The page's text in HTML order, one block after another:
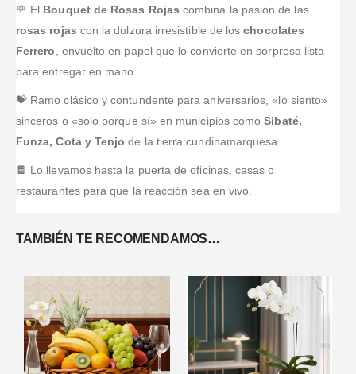
🌹 El Bouquet de Rosas Rojas combina la pasión de las
rosas rojas con la dulzura irresistible de loschocolates
Ferrero , envuelto en papel que lo convierte en sorpresa lista
para entregar en mano.
💝 Ramo clásico y contundente para aniversarios, «lo siento»
sinceros o «solo porque sí» en municipios comoSibaté,
Funza, Cota y Tenjo de la tierra cundinamarquesa.
🍫 Lo llevamos hasta la puerta de oficinas, casas o
restaurantes para que la reacción sea en vivo.
TAMBIÉN TE RECOMENDAMOS…